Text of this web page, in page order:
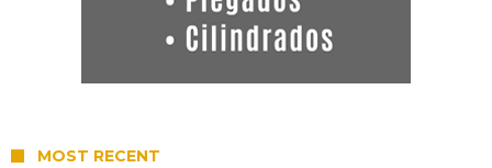
MOST RECENT